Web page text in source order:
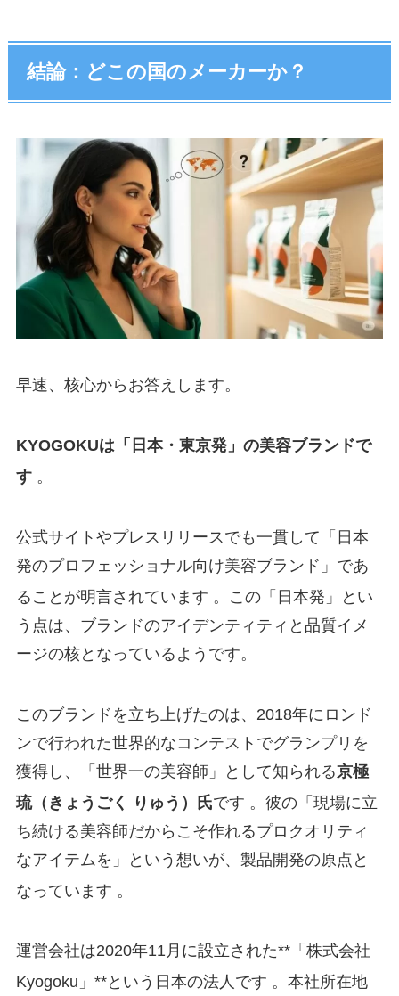
結論：どこの国のメーカーか？
早速、核心からお答えします。
KYOGOKUは「日本・東京発」の美容ブランドで
す 。
公式サイトやプレスリリースでも一貫して「日本
発のプロフェッショナル向け美容ブランド」であ
ることが明言されています 。この「日本発」とい
う点は、ブランドのアイデンティティと品質イメ
ージの核となっているようです。
このブランドを立ち上げたのは、2018年にロンド
ンで行われた世界的なコンテストでグランプリを
獲得し、「世界一の美容師」として知られる京極
琉（きょうごく りゅう）氏です 。彼の「現場に立
ち続ける美容師だからこそ作れるプロクオリティ
なアイテムを」という想いが、製品開発の原点と
なっています 。
運営会社は2020年11月に設立された**「株式会社
Kyogoku」**という日本の法人です 。本社所在地